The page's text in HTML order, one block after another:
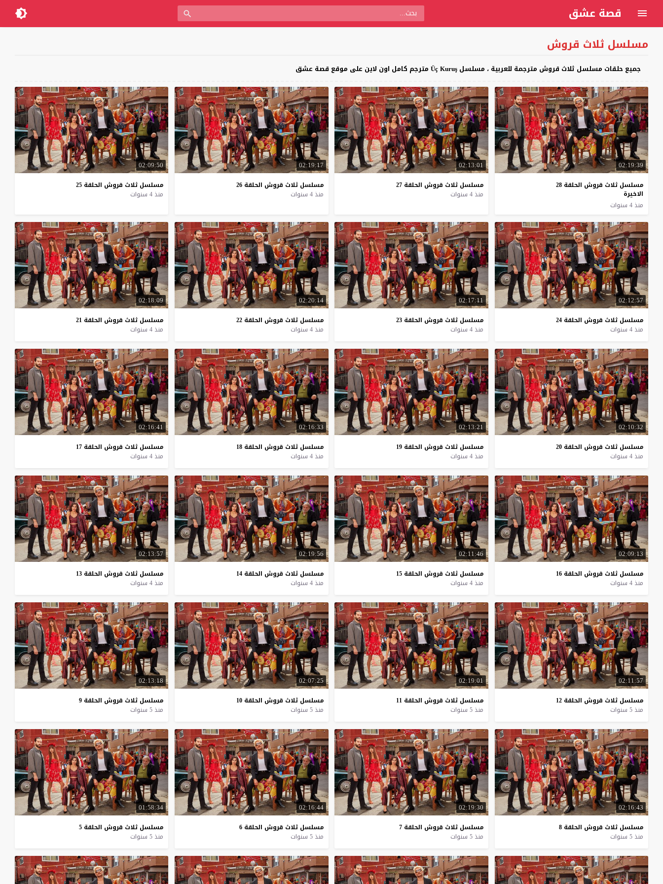
قصة عشق
مسلسل ثلاث قروش
جميع حلقات مسلسل ثلاث قروش مترجمة للعربية ، مسلسل Üç Kuruş مترجم كامل اون لاين على موقع قصة عشق
02:19:39
مسلسل ثلاث قروش الحلقة 28
الاخيرة
منذ 4 سنوات
02:13:01
مسلسل ثلاث قروش الحلقة 27
منذ 4 سنوات
02:19:17
مسلسل ثلاث قروش الحلقة 26
منذ 4 سنوات
02:09:50
مسلسل ثلاث قروش الحلقة 25
منذ 4 سنوات
02:12:57
مسلسل ثلاث قروش الحلقة 24
منذ 4 سنوات
02:17:11
مسلسل ثلاث قروش الحلقة 23
منذ 4 سنوات
02:20:14
مسلسل ثلاث قروش الحلقة 22
منذ 4 سنوات
02:18:09
مسلسل ثلاث قروش الحلقة 21
منذ 4 سنوات
02:10:32
مسلسل ثلاث قروش الحلقة 20
منذ 4 سنوات
02:13:21
مسلسل ثلاث قروش الحلقة 19
منذ 4 سنوات
02:16:33
مسلسل ثلاث قروش الحلقة 18
منذ 4 سنوات
02:16:41
مسلسل ثلاث قروش الحلقة 17
منذ 4 سنوات
02:09:13
مسلسل ثلاث قروش الحلقة 16
منذ 4 سنوات
02:11:46
مسلسل ثلاث قروش الحلقة 15
منذ 4 سنوات
02:19:56
مسلسل ثلاث قروش الحلقة 14
منذ 4 سنوات
02:13:57
مسلسل ثلاث قروش الحلقة 13
منذ 4 سنوات
02:11:57
مسلسل ثلاث قروش الحلقة 12
منذ 5 سنوات
02:19:01
مسلسل ثلاث قروش الحلقة 11
منذ 5 سنوات
02:07:25
مسلسل ثلاث قروش الحلقة 10
منذ 5 سنوات
02:13:18
مسلسل ثلاث قروش الحلقة 9
منذ 5 سنوات
02:16:43
مسلسل ثلاث قروش الحلقة 8
منذ 5 سنوات
02:19:30
مسلسل ثلاث قروش الحلقة 7
منذ 5 سنوات
02:16:44
مسلسل ثلاث قروش الحلقة 6
منذ 5 سنوات
01:58:34
مسلسل ثلاث قروش الحلقة 5
منذ 5 سنوات